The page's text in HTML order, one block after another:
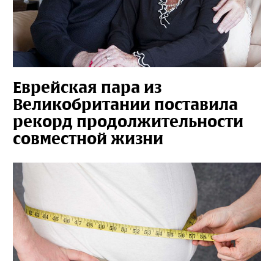
Еврейская пара из
Великобритании поставила
рекорд продолжительности
совместной жизни